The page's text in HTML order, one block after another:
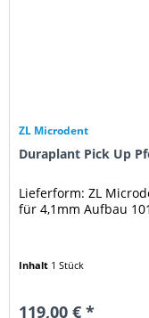
ZL Microdent
Duraplant Pick Up
Lieferform: ZL
für 4,1mm Aufbau
Inhalt 1 Stück
119,00 € *